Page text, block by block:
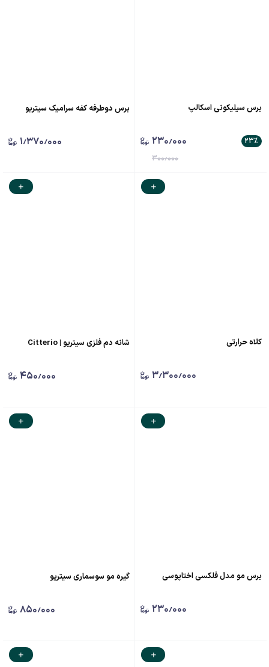
برس سیلیکونی اسکالپ
۲۳٪ ۲۳۰٫۰۰۰
۳۰۰٫۰۰۰
برس دوطرفه کفه سرامیک سیتریو
۱٫۳۷۰٫۰۰۰
کلاه حرارتی
۳٫۳۰۰٫۰۰۰
شانه دم فلزی سیتریو | Citterio
۴۵۰٫۰۰۰
برس مو مدل فلکسی اختاپوسی
۲۳۰٫۰۰۰
گیره مو سوسماری سیتریو
۸۵۰٫۰۰۰